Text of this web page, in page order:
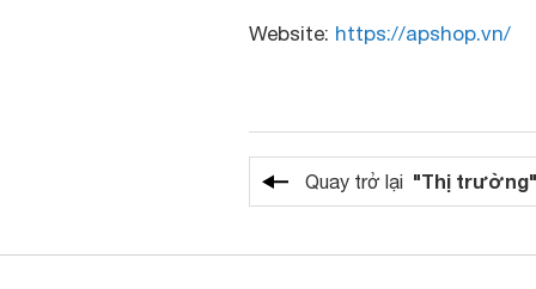
Website: https://apshop.vn/
Quay trở lại "Thị trường"